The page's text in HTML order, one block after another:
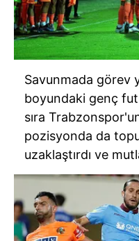
Savunmada görev
boyundaki genç
sıra
pozisyonda da
uzaklaştırdı ve